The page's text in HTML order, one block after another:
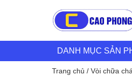
DANH MỤC SẢN
Trang chủ / Vòi chữa